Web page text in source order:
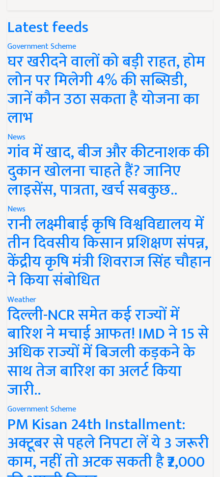
Latest feeds
Government Scheme
घर खरीदने वालों को बड़ी राहत, होम
लोन पर मिलेगी 4% की सब्सिडी,
जानें कौन उठा सकता है योजना का
लाभ
News
गांव में खाद, बीज और कीटनाशक की
दुकान खोलना चाहते हैं? जानिए
लाइसेंस, पात्रता, खर्च सबकुछ..
News
रानी लक्ष्मीबाई कृषि विश्वविद्यालय में
तीन दिवसीय किसान प्रशिक्षण संपन्न,
केंद्रीय कृषि मंत्री शिवराज सिंह चौहान
ने किया संबोधित
Weather
दिल्ली-NCR समेत कई राज्यों में
बारिश ने मचाई आफत! IMD ने 15 से
अधिक राज्यों में बिजली कड़कने के
साथ तेज बारिश का अलर्ट किया
जारी..
Government Scheme
PM Kisan 24th Installment:
अक्टूबर से पहले निपटा लें ये 3 जरूरी
काम, नहीं तो अटक सकती है ₹2,000